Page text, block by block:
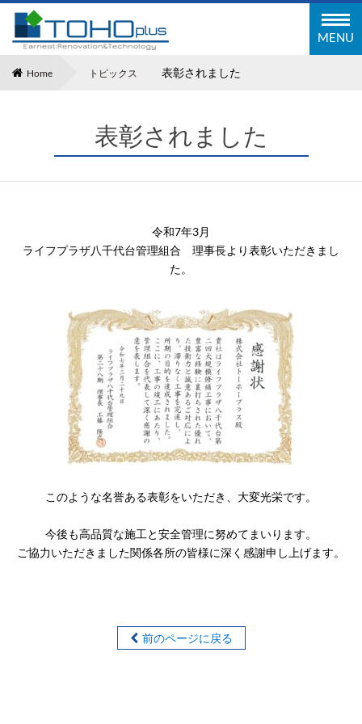
東邦塗装工業株式会社
MENU
Home トピックス 表彰されました
表彰されました
令和7年3月
ライフプラザ八千代台管理組合 理事長より表彰いただきまし
た。
このような名誉ある表彰をいただき、大変光栄です。
今後も高品質な施工と安全管理に努めてまいります。
ご協力いただきました関係各所の皆様に深く感謝申し上げます。
前のページに戻る